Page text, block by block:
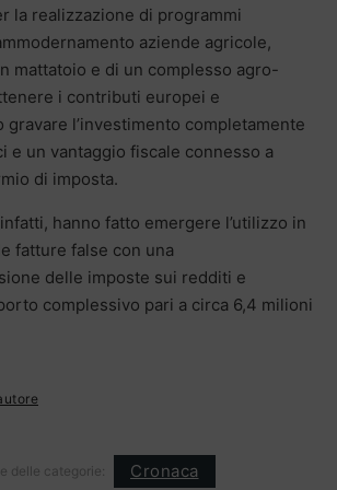
la realizzazione di programmi
aziende agricole,
mattatoio e di un complesso agro-
i contributi europei e
gravare l’investimento completamente
e un vantaggio fiscale connesso a
di imposta.
hanno fatto emergere l’utilizzo in
fatture false con una
delle imposte sui redditi e
complessivo pari a circa 6,4 milioni
delle categorie: Cronaca